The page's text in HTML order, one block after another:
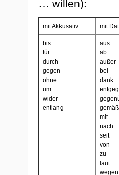
… willen):
mit Akkusativ mit
bis
für
durch
gegen
ohne
um
wider
entlang
aus
ab
außer
bei
dank
gemäß
mit
nach
seit
von
zu
laut
wegen